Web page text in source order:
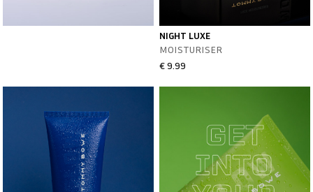
NIGHT LUXE
MOISTURISER
€ 9.99